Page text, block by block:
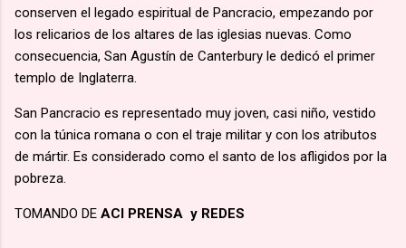
conserven el legado espiritual de Pancracio, empezando por
los relicarios de los altares de las iglesias nuevas. Como
consecuencia, San Agustín de Canterbury le dedicó el primer
templo de Inglaterra.
San Pancracio es representado muy joven, casi niño, vestido
con la túnica romana o con el traje militar y con los atributos
de mártir. Es considerado como el santo de los afligidos por la
pobreza.
TOMANDO DE ACI PRENSA y REDES